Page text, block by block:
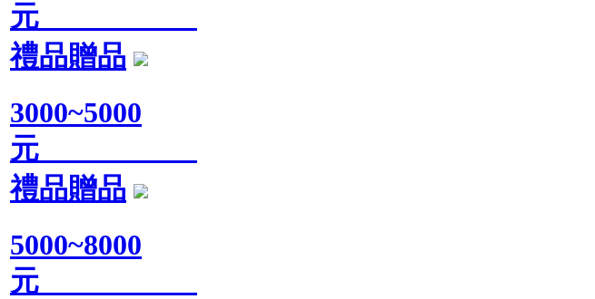
元
禮品贈品
3000~5000
元
禮品贈品
5000~8000
元